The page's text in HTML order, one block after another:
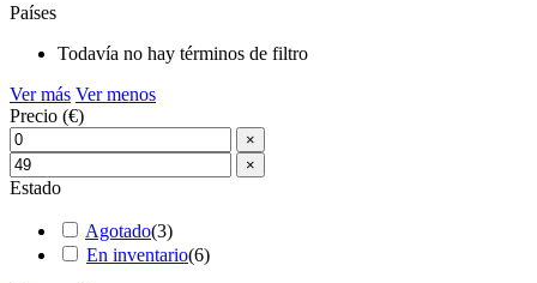
Países
Todavía no hay términos de filtro
Ver más Ver menos
Precio (€)
×
×
Estado
Agotado(3)
En inventario(6)